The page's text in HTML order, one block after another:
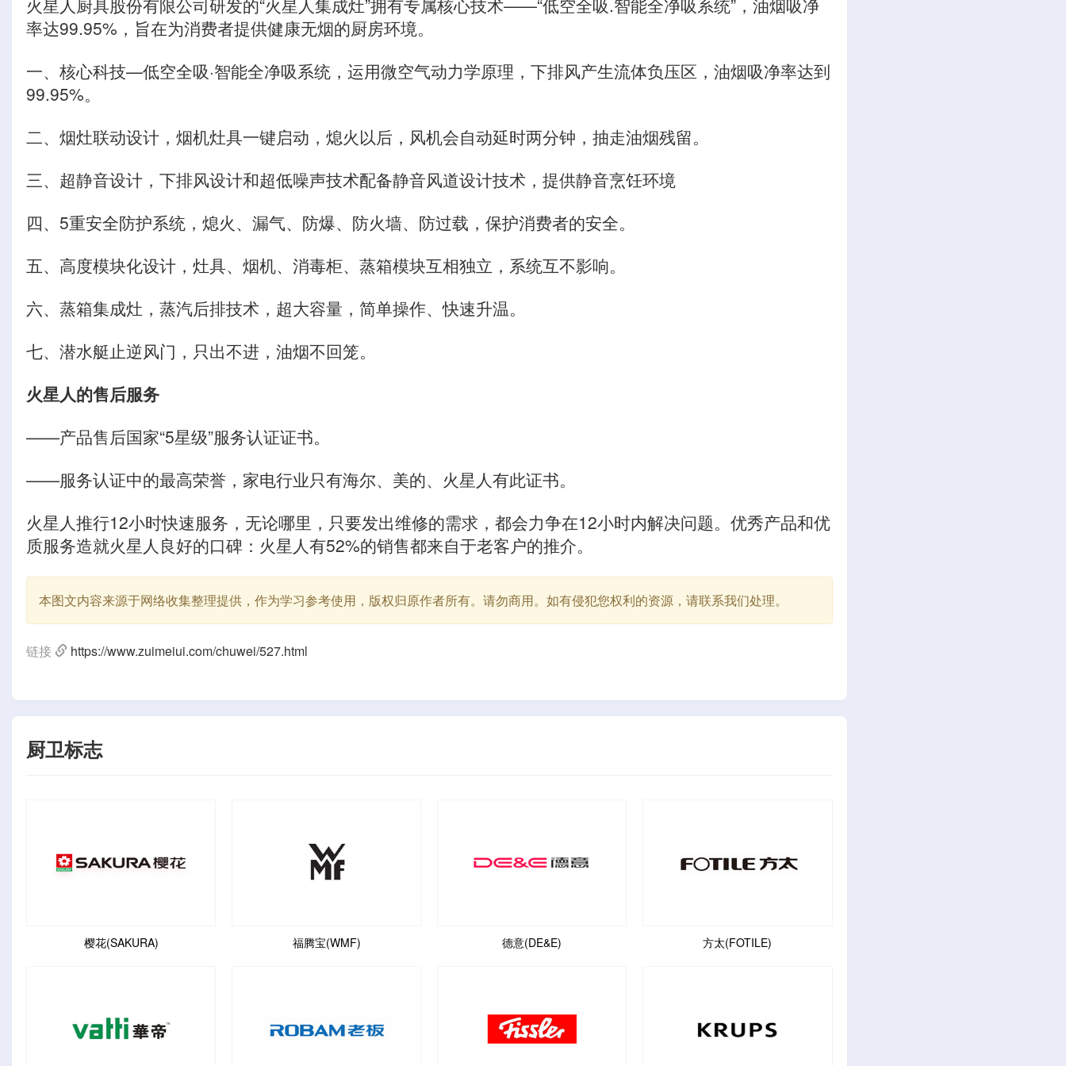
火星人厨具股份有限公司研发的“火星人集成灶”拥有专属核心技术——“低空全吸.智能全净吸系统”，油烟吸净
率达99.95%，旨在为消费者提供健康无烟的厨房环境。
一、核心科技—低空全吸·智能全净吸系统，运用微空气动力学原理，下排风产生流体负压区，油烟吸净率达到
99.95%。
二、烟灶联动设计，烟机灶具一键启动，熄火以后，风机会自动延时两分钟，抽走油烟残留。
三、超静音设计，下排风设计和超低噪声技术配备静音风道设计技术，提供静音烹饪环境
四、5重安全防护系统，熄火、漏气、防爆、防火墙、防过载，保护消费者的安全。
五、高度模块化设计，灶具、烟机、消毒柜、蒸箱模块互相独立，系统互不影响。
六、蒸箱集成灶，蒸汽后排技术，超大容量，简单操作、快速升温。
七、潜水艇止逆风门，只出不进，油烟不回笼。
火星人的售后服务
——产品售后国家“5星级”服务认证证书。
——服务认证中的最高荣誉，家电行业只有海尔、美的、火星人有此证书。
火星人推行12小时快速服务，无论哪里，只要发出维修的需求，都会力争在12小时内解决问题。优秀产品和优
质服务造就火星人良好的口碑：火星人有52%的销售都来自于老客户的推介。
本图文内容来源于网络收集整理提供，作为学习参考使用，版权归原作者所有。请勿商用。如有侵犯您权利的资源，请联系我们处理。
链接 https://www.zuimeiui.com/chuwei/527.html
厨卫标志
樱花(SAKURA) 福腾宝(WMF) 德意(DE&E) 方太(FOTILE)